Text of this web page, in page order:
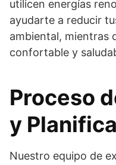
utilicen energías
ayudarte a reducir
ambiental, mientras
confortable y
Proceso
y
Nuestro equipo de